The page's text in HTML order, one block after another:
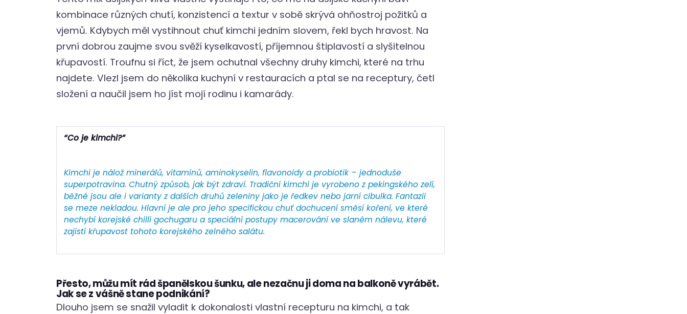
kombinace různých chutí, konzistencí a textur v sobě skrývá ohňostroj požitků a
vjemů. Kdybych měl vystihnout chuť kimchi jedním slovem, řekl bych hravost. Na
první dobrou zaujme svou svěží kyselkavostí, příjemnou štiplavostí a slyšitelnou
křupavostí. Troufnu si říct, že jsem ochutnal všechny druhy kimchi, které na trhu
najdete. Vlezl jsem do několika kuchyní v restauracích a ptal se na receptury, četl
složení a naučil jsem ho jíst mojí rodinu i kamarády.
“Co je kimchi?”
Kimchi je nálož minerálů, vitamínů, aminokyselin, flavonoidy a probiotik – jednoduše
superpotravina. Chutný způsob, jak být zdraví. Tradiční kimchi je vyrobeno z pekingského zelí,
běžné jsou ale i varianty z dalších druhů zeleniny jako je ředkev nebo jarní cibulka. Fantazii
se meze nekladou. Hlavní je ale pro jeho specifickou chuť dochucení směsí koření, ve které
nechybí korejské chilli gochugaru a speciální postupy macerování ve slaném nálevu, které
zajistí křupavost tohoto korejského zelného salátu.
Přesto, můžu mít rád španělskou šunku, ale nezačnu ji doma na balkoně vyrábět.
Jak se z vášně stane podnikání?
Dlouho jsem se snažil vyladit k dokonalosti vlastní recepturu na kimchi, a tak